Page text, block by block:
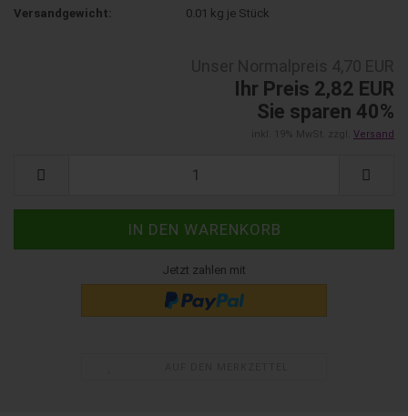
Versandgewicht: 0.01 kg je Stück
Ihr Preis 2,82 EUR
Sie sparen 40%
Versand
Jetzt zahlen mit